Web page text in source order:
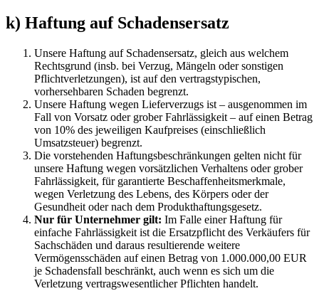
k) Haftung auf Schadensersatz
Unsere Haftung auf Schadensersatz, gleich aus welchem
Rechtsgrund (insb. bei Verzug, Mängeln oder sonstigen
Pflichtverletzungen), ist auf den vertragstypischen,
vorhersehbaren Schaden begrenzt.
Unsere Haftung wegen Lieferverzugs ist – ausgenommen im
Fall von Vorsatz oder grober Fahrlässigkeit – auf einen Betrag
von 10% des jeweiligen Kaufpreises (einschließlich
Umsatzsteuer) begrenzt.
Die vorstehenden Haftungsbeschränkungen gelten nicht für
unsere Haftung wegen vorsätzlichen Verhaltens oder grober
Fahrlässigkeit, für garantierte Beschaffenheitsmerkmale,
wegen Verletzung des Lebens, des Körpers oder der
Gesundheit oder nach dem Produkthaftungsgesetz.
Nur für Unternehmer gilt: Im Falle einer Haftung für
einfache Fahrlässigkeit ist die Ersatzpflicht des Verkäufers für
Sachschäden und daraus resultierende weitere
Vermögensschäden auf einen Betrag von 1.000.000,00 EUR
je Schadensfall beschränkt, auch wenn es sich um die
Verletzung vertragswesentlicher Pflichten handelt.